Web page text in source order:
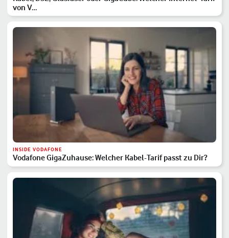
von V…
INSIDE VODAFONE
Vodafone GigaZuhause: Welcher Kabel-Tarif passt zu Dir?